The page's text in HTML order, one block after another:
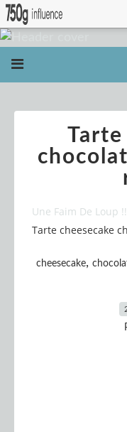
Tarte
Une Faim De Loup
Tarte cheesecake
cheesecake,